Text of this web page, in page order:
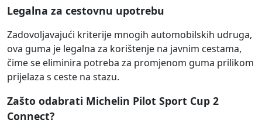
Legalna za cestovnu upotrebu
Zadovoljavajući kriterije mnogih automobilskih udruga,
ova guma je legalna za korištenje na javnim cestama,
čime se eliminira potreba za promjenom guma prilikom
prijelaza s ceste na stazu.
Zašto odabrati Michelin Pilot Sport Cup 2
Connect?